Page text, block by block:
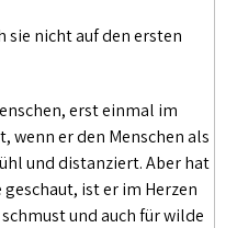
sie nicht auf den ersten
erst einmal im
wenn er den Menschen als
und distanziert. Aber hat
ist er im Herzen
und auch für wilde